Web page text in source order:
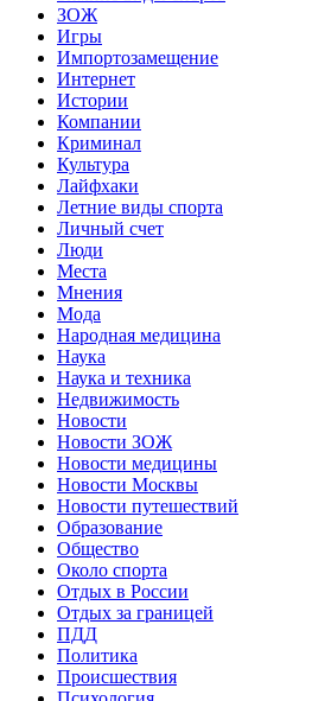
ЗОЖ
Игры
Импортозамещение
Интернет
Истории
Компании
Криминал
Культура
Лайфхаки
Летние виды спорта
Личный счет
Люди
Места
Мнения
Мода
Народная медицина
Наука
Наука и техника
Недвижимость
Новости
Новости ЗОЖ
Новости медицины
Новости Москвы
Новости путешествий
Образование
Общество
Около спорта
Отдых в России
Отдых за границей
ПДД
Политика
Происшествия